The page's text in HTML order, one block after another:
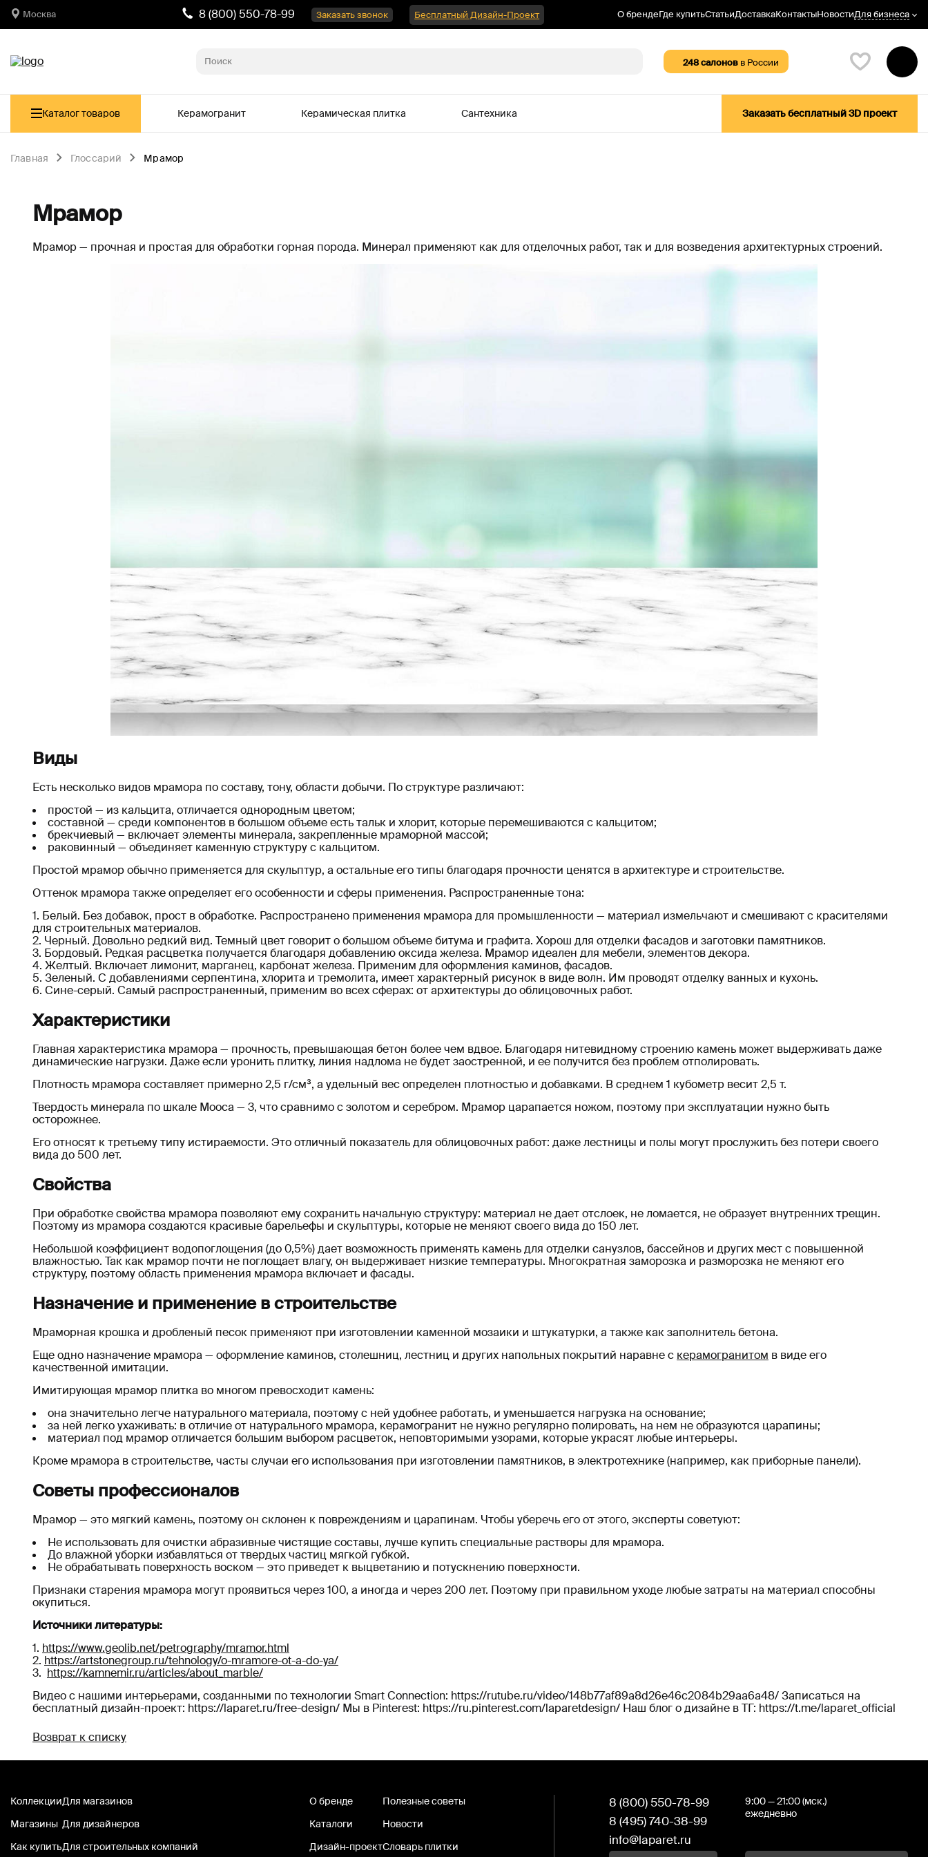
Москва 8 (800) 550-78-99 Заказать звонок Бесплатный Дизайн-Проект О брендеГде купитьСтатьиДоставкаКонтактыНовостиДля бизнеса
248салонов в России
Каталог товаров Керамогранит Керамическая плитка Сантехника Заказать бесплатный 3D проект
Главная Глоссарий Мрамор
Мрамор
Мрамор — прочная и простая для обработки горная порода. Минерал применяют как для отделочных работ, так и для возведения архитектурных строений.
Виды
Есть несколько видов мрамора по составу, тону, области добычи. По структуре различают:
простой — из кальцита, отличается однородным цветом;
составной — среди компонентов в большом объеме есть тальк и хлорит, которые перемешиваются с кальцитом;
брекчиевый — включает элементы минерала, закрепленные мраморной массой;
раковинный — объединяет каменную структуру с кальцитом.
Простой мрамор обычно применяется для скульптур, а остальные его типы благодаря прочности ценятся в архитектуре и строительстве.
Оттенок мрамора также определяет его особенности и сферы применения. Распространенные тона:
Белый. Без добавок, прост в обработке. Распространено применения мрамора для промышленности — материал измельчают и смешивают с красителями
для строительных материалов.
Черный. Довольно редкий вид. Темный цвет говорит о большом объеме битума и графита. Хорош для отделки фасадов и заготовки памятников.
Бордовый. Редкая расцветка получается благодаря добавлению оксида железа. Мрамор идеален для мебели, элементов декора.
Желтый. Включает лимонит, марганец, карбонат железа. Применим для оформления каминов, фасадов.
Зеленый. С добавлениями серпентина, хлорита и тремолита, имеет характерный рисунок в виде волн. Им проводят отделку ванных и кухонь.
Сине-серый. Самый распространенный, применим во всех сферах: от архитектуры до облицовочных работ.
Характеристики
Главная характеристика мрамора — прочность, превышающая бетон более чем вдвое. Благодаря нитевидному строению камень может выдерживать даже
динамические нагрузки. Даже если уронить плитку, линия надлома не будет заостренной, и ее получится без проблем отполировать.
Плотность мрамора составляет примерно 2,5 г/см³, а удельный вес определен плотностью и добавками. В среднем 1 кубометр весит 2,5 т.
Твердость минерала по шкале Мооса — 3, что сравнимо с золотом и серебром. Мрамор царапается ножом, поэтому при эксплуатации нужно быть
осторожнее.
Его относят к третьему типу истираемости. Это отличный показатель для облицовочных работ: даже лестницы и полы могут прослужить без потери своего
вида до 500 лет.
Свойства
При обработке свойства мрамора позволяют ему сохранить начальную структуру: материал не дает отслоек, не ломается, не образует внутренних трещин.
Поэтому из мрамора создаются красивые барельефы и скульптуры, которые не меняют своего вида до 150 лет.
Небольшой коэффициент водопоглощения (до 0,5%) дает возможность применять камень для отделки санузлов, бассейнов и других мест с повышенной
влажностью. Так как мрамор почти не поглощает влагу, он выдерживает низкие температуры. Многократная заморозка и разморозка не меняют его
структуру, поэтому область применения мрамора включает и фасады.
Назначение и применение в строительстве
Мраморная крошка и дробленый песок применяют при изготовлении каменной мозаики и штукатурки, а также как заполнитель бетона.
Еще одно назначение мрамора — оформление каминов, столешниц, лестниц и других напольных покрытий наравне с керамогранитом в виде его
качественной имитации.
Имитирующая мрамор плитка во многом превосходит камень:
она значительно легче натурального материала, поэтому с ней удобнее работать, и уменьшается нагрузка на основание;
за ней легко ухаживать: в отличие от натурального мрамора, керамогранит не нужно регулярно полировать, на нем не образуются царапины;
материал под мрамор отличается большим выбором расцветок, неповторимыми узорами, которые украсят любые интерьеры.
Кроме мрамора в строительстве, часты случаи его использования при изготовлении памятников, в электротехнике (например, как приборные панели).
Советы профессионалов
Мрамор — это мягкий камень, поэтому он склонен к повреждениям и царапинам. Чтобы уберечь его от этого, эксперты советуют:
Не использовать для очистки абразивные чистящие составы, лучше купить специальные растворы для мрамора.
До влажной уборки избавляться от твердых частиц мягкой губкой.
Не обрабатывать поверхность воском — это приведет к выцветанию и потускнению поверхности.
Признаки старения мрамора могут проявиться через 100, а иногда и через 200 лет. Поэтому при правильном уходе любые затраты на материал способны
окупиться.
Источники литературы:
https://www.geolib.net/petrography/mramor.html
https://artstonegroup.ru/tehnology/o-mramore-ot-a-do-ya/
https://kamnemir.ru/articles/about_marble/
Видео с нашими интерьерами, созданными по технологии Smart Connection: https://rutube.ru/video/148b77af89a8d26e46c2084b29aa6a48/ Записаться на
бесплатный дизайн-проект: https://laparet.ru/free-design/ Мы в Pinterest: https://ru.pinterest.com/laparetdesign/ Наш блог о дизайне в ТГ: https://t.me/laparet_official
Возврат к списку
Коллекции
Магазины
Как купить
Для магазинов
Для дизайнеров
Для строительных компаний
О бренде
Каталоги
Дизайн-проект
Полезные советы
Новости
Словарь плитки
8 (800) 550-78-99
8 (495) 740-38-99
info@laparet.ru
9:00 — 21:00 (мск.)
ежедневно